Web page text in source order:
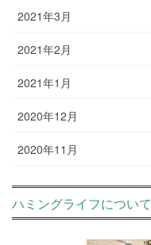
2021年3月
2021年2月
2021年1月
2020年12月
2020年11月
ハミングライフについて